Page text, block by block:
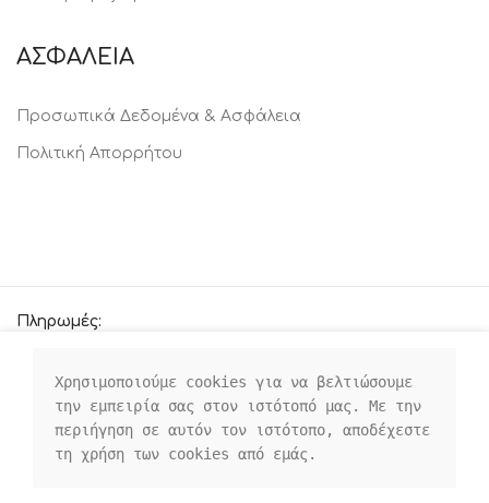
ΑΣΦΑΛΕΙΑ
Προσωπικά Δεδομένα & Ασφάλεια
Πολιτική Απορρήτου
Πληρωμές:
Οι κοινωνικοί μας σύνδεσμοι:
Χρησιμοποιούμε cookies για να βελτιώσουμε
την εμπειρία σας στον ιστότοπό μας. Με την
περιήγηση σε αυτόν τον ιστότοπο, αποδέχεστε
τη χρήση των cookies από εμάς.